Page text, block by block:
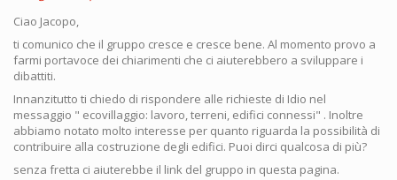
Ciao Jacopo,
ti comunico che il gruppo cresce e cresce bene. Al momento provo a
farmi portavoce dei chiarimenti che ci aiuterebbero a sviluppare i
dibattiti.
Innanzitutto ti chiedo di rispondere alle richieste di Idio nel
messaggio " ecovillaggio: lavoro, terreni, edifici connessi" . Inoltre
abbiamo notato molto interesse per quanto riguarda la possibilità di
contribuire alla costruzione degli edifici. Puoi dirci qualcosa di più?
senza fretta ci aiuterebbe il link del gruppo in questa pagina.